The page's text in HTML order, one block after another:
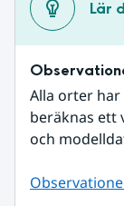
Lär
Alla orter
beräknas ett
och